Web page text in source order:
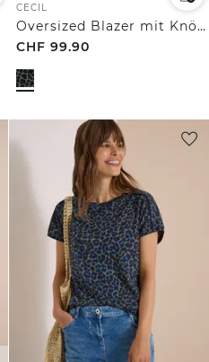
CECIL
Oversized Blazer mit Knöpfen und Print
CHF 99.90